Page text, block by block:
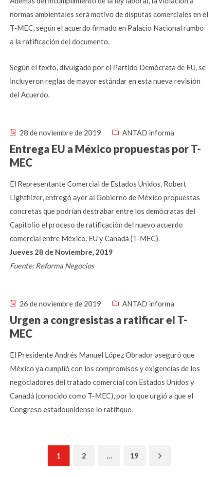
normas ambientales será motivo de disputas comerciales en el
T-MEC, según el acuerdo firmado en Palacio Nacional rumbo
a la ratificación del documento.
Según el texto, divulgado por el Partido Demócrata de EU, se
incluyeron reglas de mayor estándar en esta nueva revisión
del Acuerdo.
28 de noviembre de 2019 ANTAD informa
Entrega EU a México propuestas por T-
MEC
El Representante Comercial de Estados Unidos, Robert
Lighthizer, entregó ayer al Gobierno de México propuestas
concretas que podrían destrabar entre los demócratas del
Capitolio el proceso de ratificación del nuevo acuerdo
comercial entre México, EU y Canadá (T-MEC).
Jueves 28 de Noviembre, 2019
Fuente: Reforma Negocios
26 de noviembre de 2019 ANTAD informa
Urgen a congresistas a ratificar el T-
MEC
El Presidente Andrés Manuel López Obrador aseguró que
México ya cumplió con los compromisos y exigencias de los
negociadores del tratado comercial con Estados Unidos y
Canadá (conocido como T-MEC), por lo que urgió a que el
Congreso estadounidense lo ratifique.
1 2 … 19